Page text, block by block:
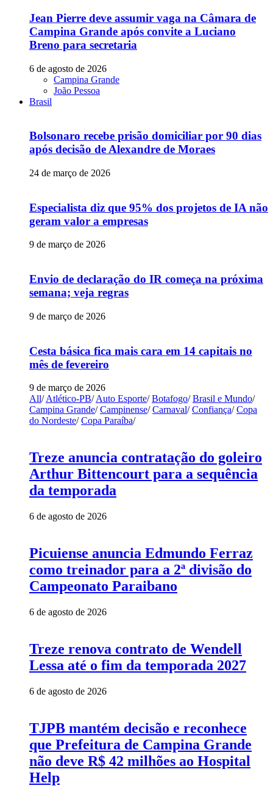
Jean Pierre deve assumir vaga na Câmara de
Campina Grande após convite a Luciano
Breno para secretaria
6 de agosto de 2026
Campina Grande
João Pessoa
Brasil
Bolsonaro recebe prisão domiciliar por 90 dias
após decisão de Alexandre de Moraes
24 de março de 2026
Especialista diz que 95% dos projetos de IA não
geram valor a empresas
9 de março de 2026
Envio de declaração do IR começa na próxima
semana; veja regras
9 de março de 2026
Cesta básica fica mais cara em 14 capitais no
mês de fevereiro
9 de março de 2026
All/ Atlético-PB/ Auto Esporte/ Botafogo/ Brasil e Mundo/
Campina Grande/ Campinense/ Carnaval/ Confiança/ Copa
do Nordeste/ Copa Paraíba/
Treze anuncia contratação do goleiro
Arthur Bittencourt para a sequência
da temporada
6 de agosto de 2026
Picuiense anuncia Edmundo Ferraz
como treinador para a 2ª divisão do
Campeonato Paraibano
6 de agosto de 2026
Treze renova contrato de Wendell
Lessa até o fim da temporada 2027
6 de agosto de 2026
TJPB mantém decisão e reconhece
que Prefeitura de Campina Grande
não deve R$ 42 milhões ao Hospital
Help